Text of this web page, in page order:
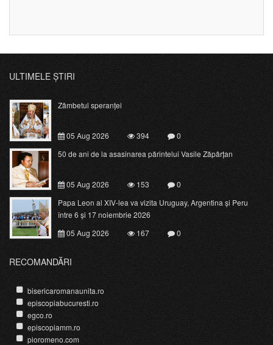
ULTIMELE ȘTIRI
Zâmbetul speranței
05 Aug 2026 394
0
50 de ani de la asasinarea părintelui Vasile Zăpârțan
05 Aug 2026 153
0
Papa Leon al XIV-lea va vizita Uruguay, Argentina și Peru
între 6 și 17 noiembrie 2026
05 Aug 2026
167 0
RECOMANDĂRI
bisericaromanaunita.ro
episcopiabucuresti.ro
egco.ro
episcopiamm.ro
pioromeno.com